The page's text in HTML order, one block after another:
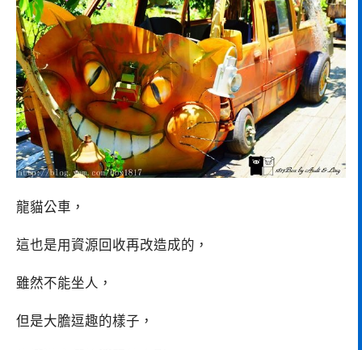
龍貓公車，
這也是用資源回收再改造成的，
雖然不能坐人，
但是大膽逗趣的樣子，